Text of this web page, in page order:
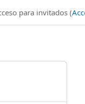
para invitados (